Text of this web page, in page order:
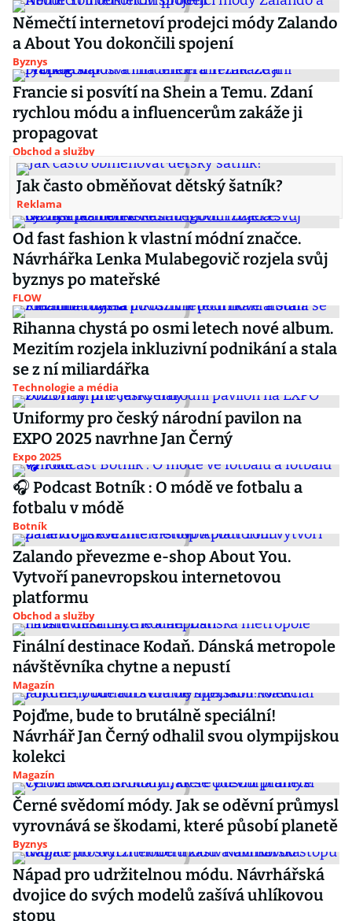
Němečtí internetoví prodejci módy Zalando
a About You dokončili spojení
Byznys
Francie si posvítí na Shein a Temu. Zdaní
rychlou módu a influencerům zakáže ji
propagovat
Obchod a služby
Jak často obměňovat dětský šatník?
Reklama
Od fast fashion k vlastní módní značce.
Návrhářka Lenka Mulabegovič rozjela svůj
byznys po mateřské
FLOW
Rihanna chystá po osmi letech nové album.
Mezitím rozjela inkluzivní podnikání a stala
se z ní miliardářka
Technologie a média
Uniformy pro český národní pavilon na
EXPO 2025 navrhne Jan Černý
Expo 2025
🎧 Podcast Botník : O módě ve fotbalu a
fotbalu v módě
Botník
Zalando převezme e-shop About You.
Vytvoří panevropskou internetovou
platformu
Obchod a služby
Finální destinace Kodaň. Dánská metropole
návštěvníka chytne a nepustí
Magazín
Pojďme, bude to brutálně speciální!
Návrhář Jan Černý odhalil svou olympijskou
kolekci
Magazín
Černé svědomí módy. Jak se oděvní průmysl
vyrovnává se škodami, které působí planetě
Byznys
Nápad pro udržitelnou módu. Návrhářská
dvojice do svých modelů zašívá uhlíkovou
stopu